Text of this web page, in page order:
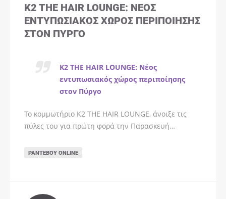
K2 THE HAIR LOUNGE: ΝΈΟΣ
ΕΝΤΥΠΩΣΙΑΚΌΣ ΧΏΡΟΣ ΠΕΡΙΠΟΊΗΣΗΣ
ΣΤΟΝ ΠΎΡΓΟ
K2 THE HAIR LOUNGE: Νέος
εντυπωσιακός χώρος περιποίησης
στον Πύργο
Το κομμωτήριο K2 THE HAIR LOUNGE, άνοιξε τις
πύλες του για πρώτη φορά την Παρασκευή…
ΡΑΝΤΕΒΟΎ ONLINE